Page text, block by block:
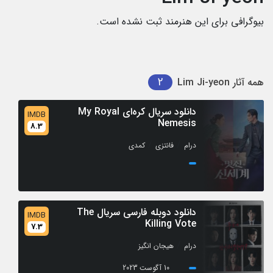
بیوگرافی برای این هنرمند ثبت نشده است.
همه آثار Lim Ji-yeon
2
دانلود سریال کره‌ای My Royal
Nemesis
IMDB
8.3
درام فانتزی /کمدی
دانلود دوبله فارسی سریال The
Killing Vote
IMDB
7.3
درام
هیجان انگیز
10 آگوست 2023